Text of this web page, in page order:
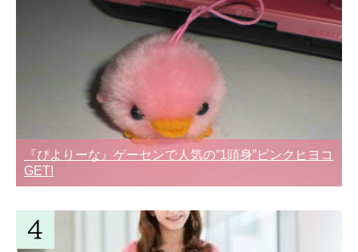
『ぴよりーな』ゲーセンで人気の”1頭身”ピンクヒヨコ
GET!